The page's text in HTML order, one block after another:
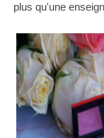
plus qu'une